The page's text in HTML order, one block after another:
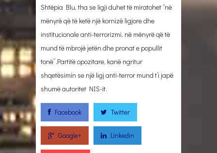
Shtëpia Blu, tha se ligji duhet të miratohet “në
mënyrë që të ketë një kornizë ligjore dhe
institucionale anti-terrorizmi, në mënyrë që të
mund të mbrojë jetën dhe pronat e popullit
tonë”.Partitë opozitare, kanë ngritur
shqetësimin se një ligj anti-terror mund t’i japë
shumë autoritet NIS-it.
Facebook Twitter
Google+ Linkedin